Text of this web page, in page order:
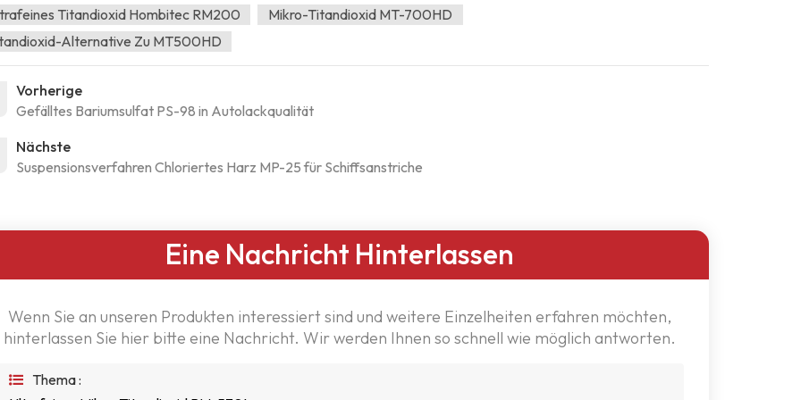
Titandioxid Hombitec RM200
Mikro-Titandioxid MT-700HD
Alternative Zu MT500HD
Vorherige
Gefälltes Bariumsulfat PS-98 in Autolackqualität
Nächste
Suspensionsverfahren Chloriertes Harz MP-25 für Schiffsanstriche
Eine Nachricht Hinterlassen
Wenn Sie an unseren Produkten interessiert sind und weitere Einzelheiten erfahren möchten,
hinterlassen Sie hier bitte eine Nachricht. Wir werden Ihnen so schnell wie möglich antworten.
Thema :